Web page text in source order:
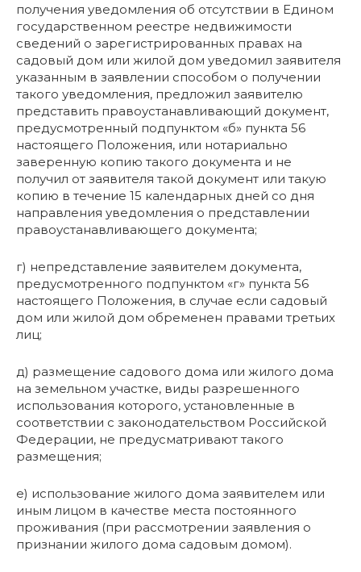
получения уведомления об отсутствии в Едином
государственном реестре недвижимости
сведений о зарегистрированных правах на
садовый дом или жилой дом уведомил заявителя
указанным в заявлении способом о получении
такого уведомления, предложил заявителю
представить правоустанавливающий документ,
предусмотренный подпунктом «б» пункта 56
настоящего Положения, или нотариально
заверенную копию такого документа и не
получил от заявителя такой документ или такую
копию в течение 15 календарных дней со дня
направления уведомления о представлении
правоустанавливающего документа;
г) непредставление заявителем документа,
предусмотренного подпунктом «г» пункта 56
настоящего Положения, в случае если садовый
дом или жилой дом обременен правами третьих
лиц;
д) размещение садового дома или жилого дома
на земельном участке, виды разрешенного
использования которого, установленные в
соответствии с законодательством Российской
Федерации, не предусматривают такого
размещения;
е) использование жилого дома заявителем или
иным лицом в качестве места постоянного
проживания (при рассмотрении заявления о
признании жилого дома садовым домом).